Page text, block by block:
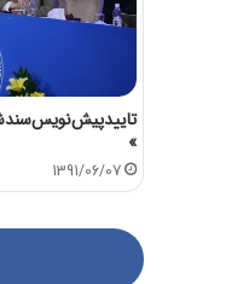
»
1391/06/07